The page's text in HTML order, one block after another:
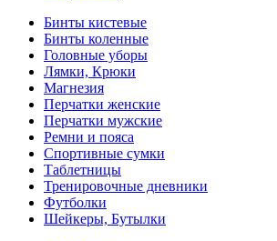
Бинты кистевые
Бинты коленные
Головные уборы
Лямки, Крюки
Магнезия
Перчатки женские
Перчатки мужские
Ремни и пояса
Спортивные сумки
Таблетницы
Тренировочные дневники
Футболки
Шейкеры, Бутылки